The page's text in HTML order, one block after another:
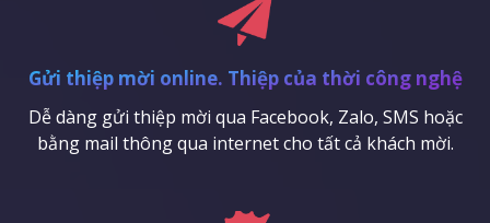
Gửi thiệp mời online. Thiệp của thời công nghệ
Dễ dàng gửi thiệp mời qua Facebook, Zalo, SMS hoặc
bằng mail thông qua internet cho tất cả khách mời.